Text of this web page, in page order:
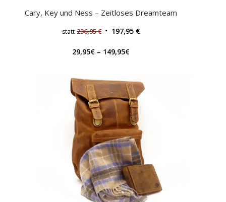
Cary, Key und Ness – Zeitloses Dreamteam
statt 236,95€ 197,95 €
29,95€ – 149,95€